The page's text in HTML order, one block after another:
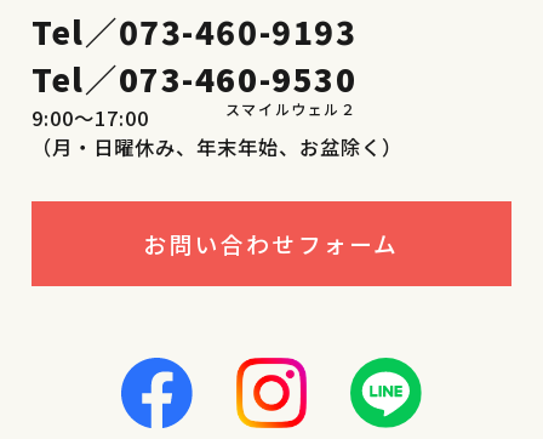
Tel／073-460-9193
Tel／073-460-9530
9:00〜17:00
（月・日曜休み、年末年始、お盆除く）
お問い合わせフォーム